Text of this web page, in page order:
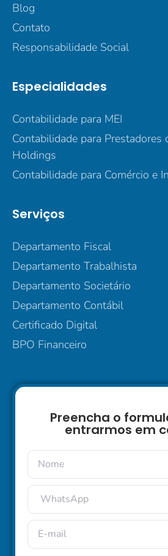
Blog
Contato
Responsabilidade Social
Especialidades
Contabilidade para MEI
Contabilidade para Prestadores
Holdings
Contabilidade para Comércio e
Serviços
Departamento Fiscal
Departamento Trabalhista
Departamento Societário
Departamento Contábil
Certificado Digital
BPO Financeiro
Preencha o
entrarmos em